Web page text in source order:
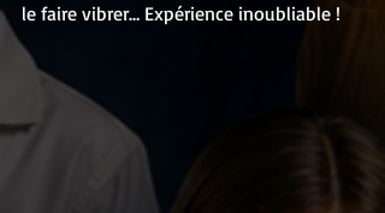
le faire vibrer… Expérience inoubliable !